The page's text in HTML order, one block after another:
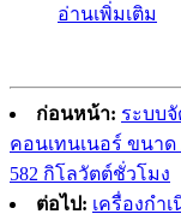
อ่านเพิ่มเติม
ก่อนหน้า: ระบบ
คอนเทนเนอร์ ขนาด
582 กิโลวัตต์ชั่วโมง
ต่อไป: เครื่องกำ